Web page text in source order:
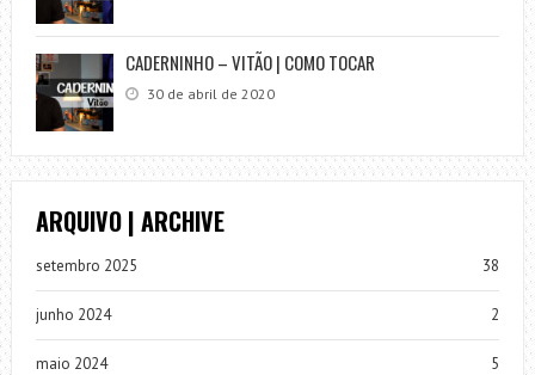
CADERNINHO – VITÃO | COMO TOCAR
30 de abril de 2020
ARQUIVO | ARCHIVE
setembro 2025 38
junho 2024 2
maio 2024 5